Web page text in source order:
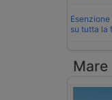
su tutta la
Mare